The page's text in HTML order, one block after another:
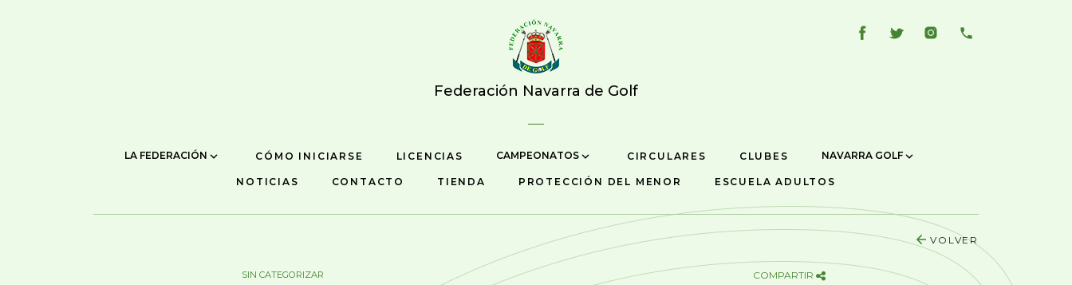
Federación Navarra de Golf
LA FEDERACIÓN CÓMO INICIARSE LICENCIAS CAMPEONATOS CIRCULARES CLUBES NAVARRA GOLF
NOTICIAS CONTACTO TIENDA PROTECCIÓN DEL MENOR ESCUELA ADULTOS
VOLVER
SIN CATEGORIZAR COMPARTIR